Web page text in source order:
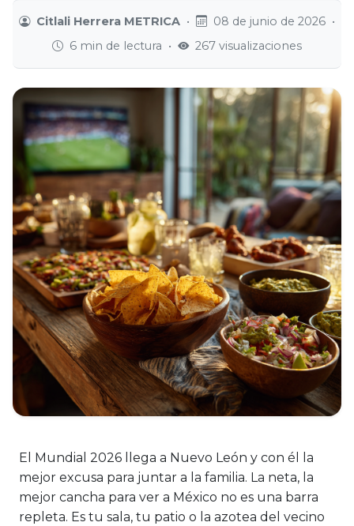
Citlali Herrera METRICA • 08 de junio de 2026 •
6 min de lectura • 267 visualizaciones
El Mundial 2026 llega a Nuevo León y con él la
mejor excusa para juntar a la familia. La neta, la
mejor cancha para ver a México no es una barra
repleta. Es tu sala, tu patio o la azotea del vecino